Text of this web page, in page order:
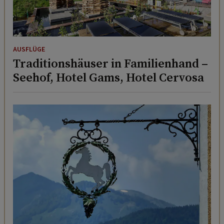
AUSFLÜGE
Traditionshäuser in Familienhand –
Seehof, Hotel Gams, Hotel Cervosa